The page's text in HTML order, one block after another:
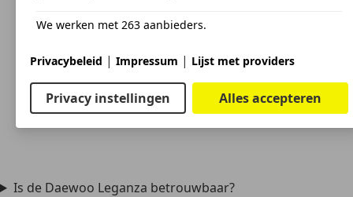
Is de Daewoo Leganza betrouwbaar?
We werken met 263 aanbieders.
Privacybeleid | Impressum | Lijst met providers
Privacy instellingen Alles accepteren